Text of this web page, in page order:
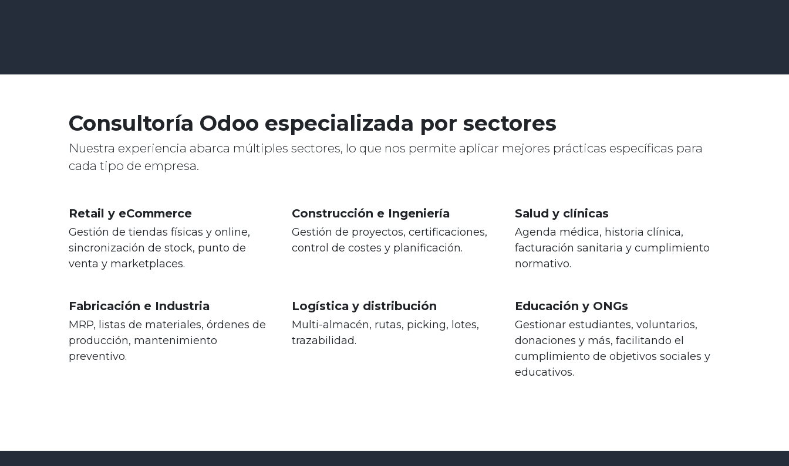
Consultoría Odoo especializada por sectores
Nuestra experiencia abarca múltiples sectores, lo que nos permite aplicar mejores prácticas específicas para
cada tipo de empresa.
Retail y eCommerce
Gestión de tiendas físicas y online,
sincronización de stock, punto de
venta y marketplaces.
Construcción e Ingeniería
Gestión de proyectos, certificaciones,
control de costes y planificación.
Salud y clínicas
Agenda médica, historia clínica,
facturación sanitaria y cumplimiento
normativo.
Fabricación e Industria
MRP, listas de materiales, órdenes de
producción, mantenimiento
preventivo.
Logística y distribución
Multi-almacén, rutas, picking, lotes,
trazabilidad.
Educación y ONGs
Gestionar estudiantes, voluntarios,
donaciones y más, facilitando el
cumplimiento de objetivos sociales y
educativos.